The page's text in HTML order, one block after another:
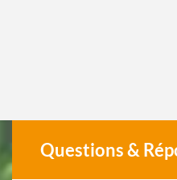
Questions &